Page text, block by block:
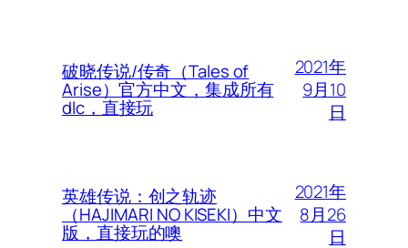
破晓传说/传奇（Tales of
Arise）官方中文，集成所有
dlc，直接玩
2021年
9月10
日
英雄传说：创之轨迹
（HAJIMARI NO KISEKI）中文
版，直接玩的噢
2021年
8月26
日